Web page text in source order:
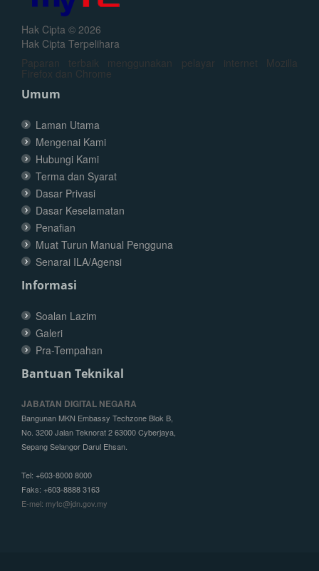
Hak Cipta © 2026
Hak Cipta Terpelihara
Paparan terbaik menggunakan pelayar internet Mozilla
Firefox dan Chrome
Umum
Laman Utama
Mengenai Kami
Hubungi Kami
Terma dan Syarat
Dasar Privasi
Dasar Keselamatan
Penafian
Muat Turun Manual Pengguna
Senarai ILA/Agensi
Informasi
Soalan Lazim
Galeri
Pra-Tempahan
Bantuan Teknikal
JABATAN DIGITAL NEGARA
Bangunan MKN Embassy Techzone Blok B,
No. 3200 Jalan Teknorat 2 63000 Cyberjaya,
Sepang Selangor Darul Ehsan.
Tel: +603-8000 8000
Faks: +603-8888 3163
E-mel: mytc@jdn.gov.my